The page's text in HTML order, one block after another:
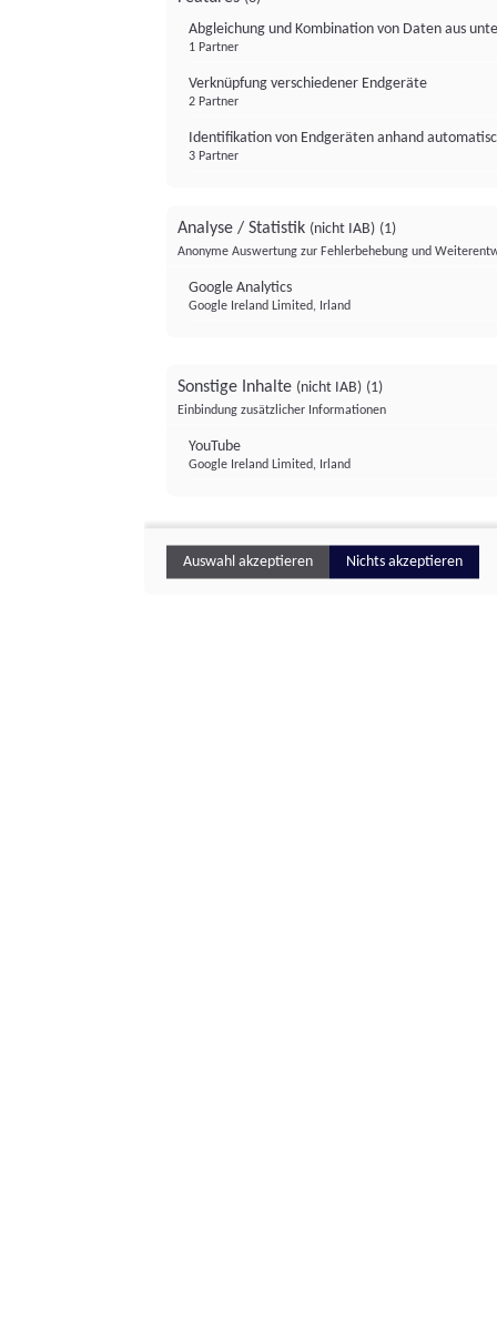
Abgleichung und Kombination von Daten aus
1 Partner
Verknüpfung verschiedener Endgeräte
2 Partner
Identifikation von Endgeräten anhand
3 Partner
Analyse / Statistik (nicht IAB) (1)
Anonyme Auswertung zur Fehlerbehebung und
Google Analytics
Google Ireland Limited, Irland
Sonstige Inhalte (nicht IAB) (1)
Einbindung zusätzlicher Informationen
YouTube
Google Ireland Limited, Irland
Auswahl akzeptieren Nichts akzeptieren